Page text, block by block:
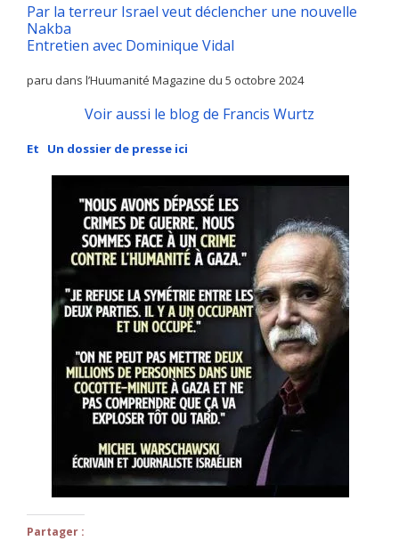
Par la terreur Israel veut déclencher une nouvelle
Nakba
Entretien avec Dominique Vidal
paru dans l’Huumanité Magazine du 5 octobre 2024
Voir aussi le blog de Francis Wurtz
Et Un dossier de presse ici
Partager :